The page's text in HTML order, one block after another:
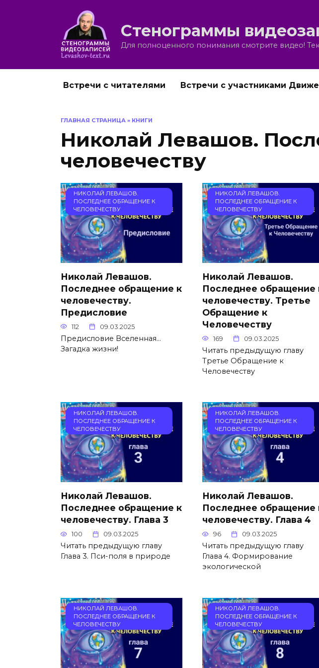
Стенограммы
Для полноценного понимания смотрите видео!
Встречи с читателями Встречи с участниками
ГЛАВНАЯ СТРАНИЦА » КНИГИ
Николай Левашов.
человечеству
НИКОЛАЙ ЛЕВАШОВ.
ПОСЛЕДНЕЕ ОБРАЩЕНИЕ К
ЧЕЛОВЕЧЕСТВУ
Николай Левашов.
Последнее обращение к
человечеству.
Предисловие
112 09.03.2025
Предисловие Вселенная…
Загадка жизни!
НИКОЛАЙ ЛЕВАШОВ.
ПОСЛЕДНЕЕ ОБРАЩЕНИЕ К
ЧЕЛОВЕЧЕСТВУ
Николай Левашов.
Последнее обращение
человечеству. Третье
Обращение к
Человечеству
169 09.03.2025
Читать предыдущую главу
Третье Обращение к
Человечеству
НИКОЛАЙ ЛЕВАШОВ.
ПОСЛЕДНЕЕ ОБРАЩЕНИЕ К
ЧЕЛОВЕЧЕСТВУ
Николай Левашов.
Последнее обращение к
человечеству. Глава 3
100 09.03.2025
Читать предыдущую главу
Глава 3. Пси-поля в природе
НИКОЛАЙ ЛЕВАШОВ.
ПОСЛЕДНЕЕ ОБРАЩЕНИЕ К
ЧЕЛОВЕЧЕСТВУ
Николай Левашов.
Последнее обращение
человечеству. Глава 4
96 09.03.2025
Читать предыдущую главу
Глава 4. Формирование
экологической
НИКОЛАЙ ЛЕВАШОВ.
ПОСЛЕДНЕЕ ОБРАЩЕНИЕ К
ЧЕЛОВЕЧЕСТВУ
НИКОЛАЙ ЛЕВАШОВ.
ПОСЛЕДНЕЕ ОБРАЩЕНИЕ К
ЧЕЛОВЕЧЕСТВУ